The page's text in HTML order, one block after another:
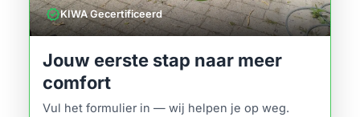
verifiedKIWA Gecertificeerd
Jouw eerste stap naar meer
comfort
Vul het formulier in — wij helpen je op weg.